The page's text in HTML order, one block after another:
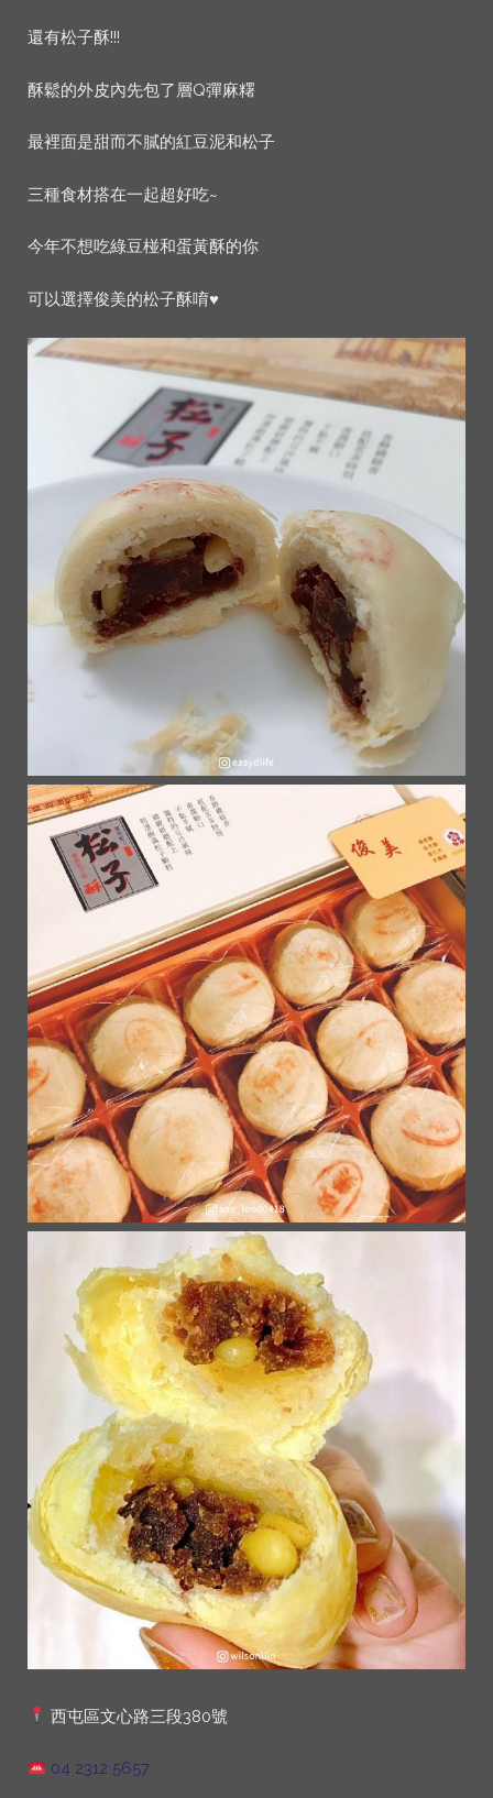
還有松子酥!!!
酥鬆的外皮內先包了層Q彈麻糬
最裡面是甜而不膩的紅豆泥和松子
三種食材搭在一起超好吃~
今年不想吃綠豆椪和蛋黃酥的你
可以選擇俊美的松子酥唷♥
西屯區文心路三段380號
04 2312 5657